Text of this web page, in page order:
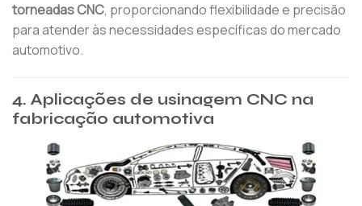
torneadas CNC, proporcionando flexibilidade e precisão
para atender às necessidades específicas do mercado
automotivo.
4. Aplicações de usinagem CNC na
fabricação automotiva